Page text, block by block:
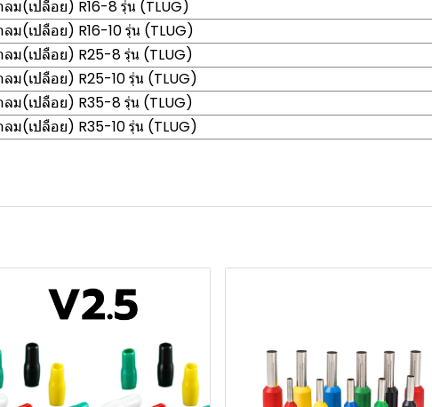
ม(เปลือย) R16-8 รุ่น (TLUG)
ม(เปลือย) R16-10 รุ่น (TLUG)
ลม(เปลือย) R25-8 รุ่น (TLUG)
ม(เปลือย) R25-10 รุ่น (TLUG)
ลม(เปลือย) R35-8 รุ่น (TLUG)
ม(เปลือย) R35-10 รุ่น (TLUG)